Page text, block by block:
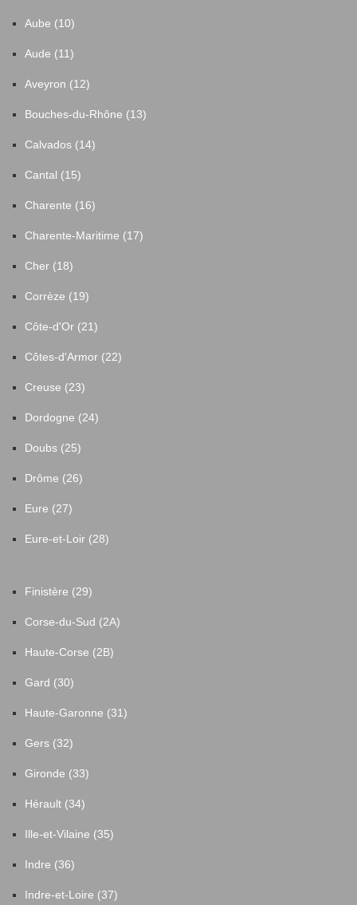
Aube (10)
Aude (11)
Aveyron (12)
Bouches-du-Rhône (13)
Calvados (14)
Cantal (15)
Charente (16)
Charente-Maritime (17)
Cher (18)
Corrèze (19)
Côte-d'Or (21)
Côtes-d'Armor (22)
Creuse (23)
Dordogne (24)
Doubs (25)
Drôme (26)
Eure (27)
Eure-et-Loir (28)
Finistère (29)
Corse-du-Sud (2A)
Haute-Corse (2B)
Gard (30)
Haute-Garonne (31)
Gers (32)
Gironde (33)
Hérault (34)
Ille-et-Vilaine (35)
Indre (36)
Indre-et-Loire (37)